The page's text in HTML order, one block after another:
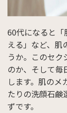
60代になると「
える」など、肌
うか。このセ
のか、そして
します。肌の
たりの洗顔石鹸
ずです。